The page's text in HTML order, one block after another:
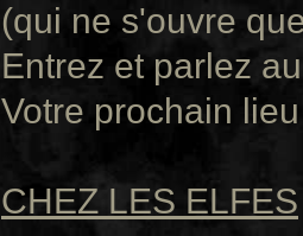
(qui ne s'ouvre
Entrez et parlez
Votre prochain
CHEZ LES ELFES